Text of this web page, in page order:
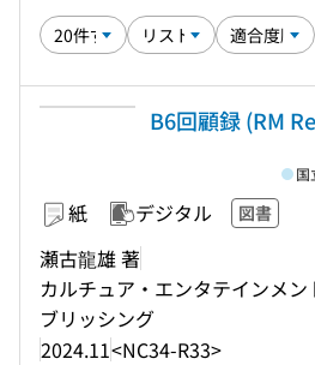
B6回顧録 (RM
紙 デジタル 図書
瀬古龍雄 著
カルチュア・エンタテインメ
ブリッシング
2024.11<NC34-R33>
国